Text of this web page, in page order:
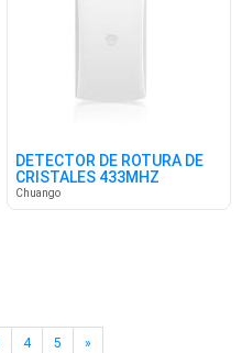
DETECTOR DE ROTURA DE
CRISTALES 433MHZ
Chuango
4 5 »